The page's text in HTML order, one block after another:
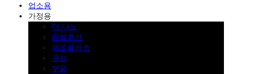
업소용
가정용
더 나노
레볼루션
제로플러스
큐브
부품